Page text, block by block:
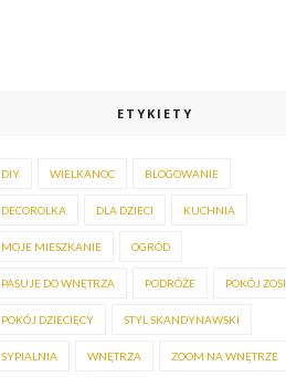
ETYKIETY
DIY WIELKANOC BLOGOWANIE
DECOROLKA DLA DZIECI KUCHNIA
MOJE MIESZKANIE OGRÓD
PASUJE DO WNĘTRZA PODRÓŻE POKÓJ ZOSI
POKÓJ DZIECIĘCY STYL SKANDYNAWSKI
SYPIALNIA WNĘTRZA ZOOM NA WNĘTRZE